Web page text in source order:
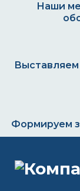
Наши
Выставляем
Формируем